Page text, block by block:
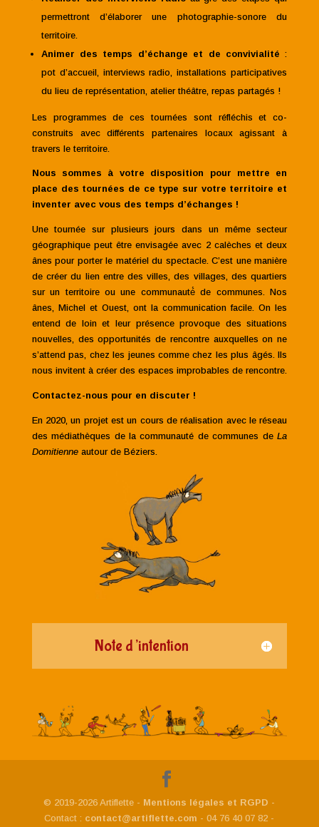
permettront d’élaborer une photographie-sonore du
territoire.
Animer des temps d’échange et de convivialité :
pot d’accueil, interviews radio, installations participatives
du lieu de représentation, atelier théâtre, repas partagés !
Les programmes de ces tournées sont réfléchis et co-
construits avec différents partenaires locaux agissant à
travers le territoire.
Nous sommes à votre disposition pour mettre en
place des tournées de ce type sur votre territoire et
inventer avec vous des temps d’échanges !
Une tournée sur plusieurs jours dans un même secteur
géographique peut être envisagée avec 2 calèches et deux
ânes pour porter le matériel du spectacle. C’est une manière
de créer du lien entre des villes, des villages, des quartiers
sur un territoire ou une communauté́ de communes. Nos
ânes, Michel et Ouest, ont la communication facile. On les
entend de loin et leur présence provoque des situations
nouvelles, des opportunités de rencontre auxquelles on ne
s’attend pas, chez les jeunes comme chez les plus âgés. Ils
nous invitent à créer des espaces improbables de rencontre.
Contactez-nous pour en discuter !
En 2020, un projet est un cours de réalisation avec le réseau
des médiathèques de la communauté de communes deLa
Domitienneautour de Béziers.
Note d’intention
© 2019-2026 Artiflette - Mentions légales et RGPD -
Contact : contact@artiflette.com - 04 76 40 07 82 -